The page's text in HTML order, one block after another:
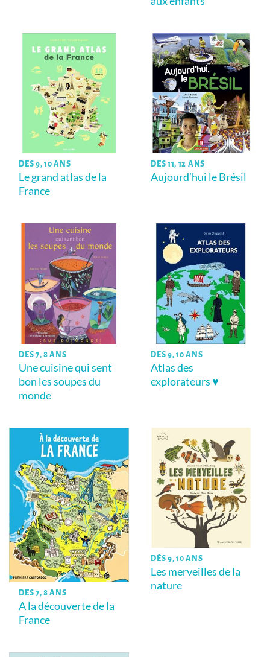
DÈS 9, 10 ANS
Le grand atlas de la
France
DÈS 11, 12 ANS
Aujourd’hui le Brésil
DÈS 7, 8 ANS
Une cuisine qui sent
bon les soupes du
monde
DÈS 9, 10 ANS
Atlas des
explorateurs ♥
DÈS 7, 8 ANS
A la découverte de la
France
DÈS 9, 10 ANS
Les merveilles de la
nature